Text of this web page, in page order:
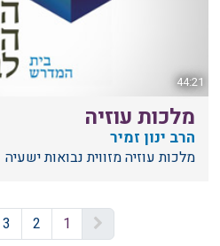
44:21
מלכות עוזיה
הרב ינון זמיר
מלכות עוזיה מזווית נבואות ישעיה
1
2
3